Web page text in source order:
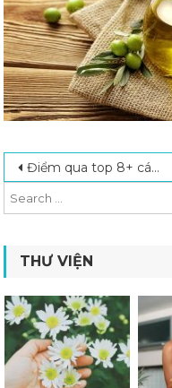
Post
Điểm qua top 8+ cách làm căng da mặt được yêu thích nhất
THƯ VIỆN